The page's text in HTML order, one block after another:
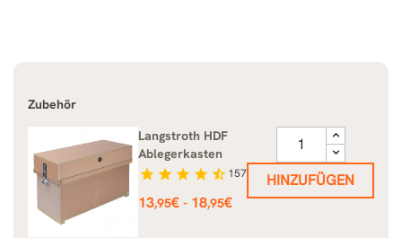
Zubehör
Langstroth HDF
Ablegerkasten
star star star star star_half 157
Preis
13,95€ - 18,95€
HINZUFÜGEN